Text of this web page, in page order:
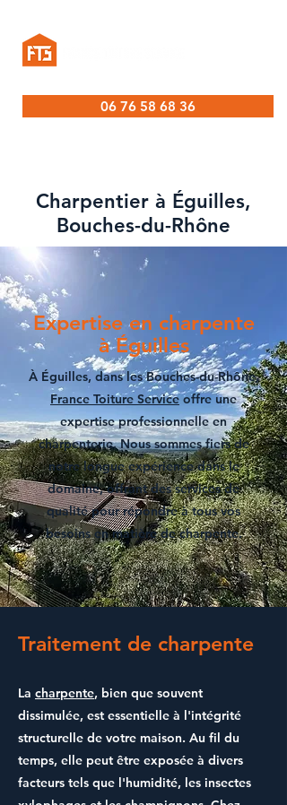
06 76 58 68 36
Charpentier à Éguilles,
Bouches-du-Rhône
Expertise en charpente
à Éguilles
À Éguilles, dans les Bouches-du-Rhône,
France Toiture Serviceoffre une
expertise professionnelle en
charpenterie. Nous sommes fiers de
notre longue expérience dans le
domaine, offrant des services de
qualité pour répondre à tous vos
besoins en matière de charpente.
Traitement de charpente
La charpente, bien que souvent
dissimulée, est essentielle à l'intégrité
structurelle de votre maison. Au fil du
temps, elle peut être exposée à divers
facteurs tels que l'humidité, les insectes